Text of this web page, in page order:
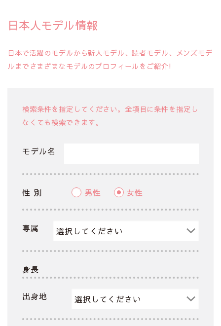
日本人モデル情報
日本で活躍のモデルから新人モデル、読者モデル、メンズモデ
ルまでさまざまなモデルのプロフィールをご紹介!
検索条件を指定してください。全項目に条件を指定し
なくても検索できます。
モデル名
性 別 男性 女性
専属
身長
出身地